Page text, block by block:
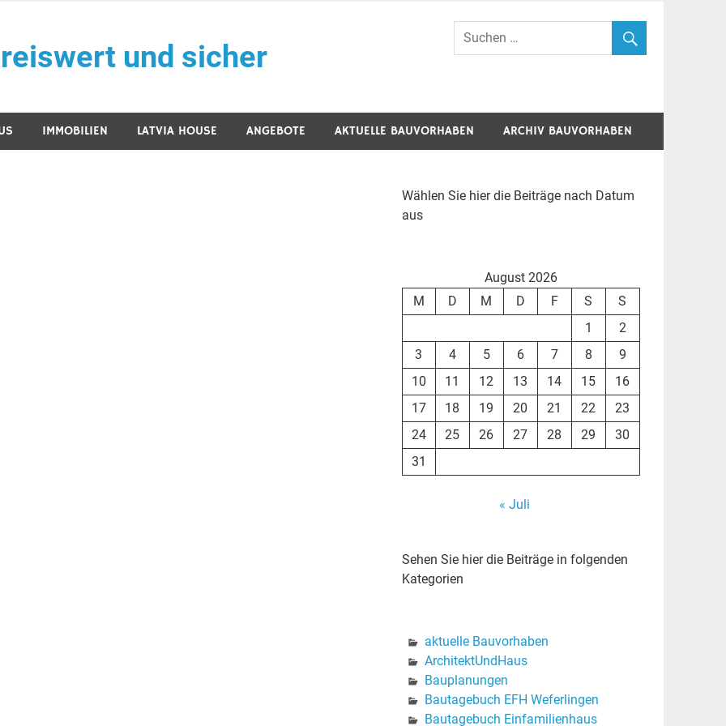
und sicher
IMMOBILIEN LATVIA HOUSE ANGEBOTE AKTUELLE BAUVORHABEN ARCHIV BAUVORHABEN
Wählen Sie hier die Beiträge nach Datum
aus
August 2026
M
D M D F S
S
1
2
3
4 5 6 7 8
9
10
11 12 13 14 15
16
17
18 19 20 21 22
23
24
25 26 27 28 29
30
31
« Juli
Sehen Sie hier die Beiträge in folgenden
Kategorien
aktuelle Bauvorhaben
ArchitektUndHaus
Bauplanungen
Bautagebuch EFH Weferlingen
Bautagebuch Einfamilienhaus